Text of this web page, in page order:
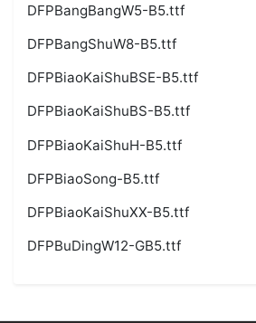
DFPBangBangW5-B5.ttf
DFPBangShuW8-B5.ttf
DFPBiaoKaiShuBSE-B5.ttf
DFPBiaoKaiShuBS-B5.ttf
DFPBiaoKaiShuH-B5.ttf
DFPBiaoSong-B5.ttf
DFPBiaoKaiShuXX-B5.ttf
DFPBuDingW12-GB5.ttf